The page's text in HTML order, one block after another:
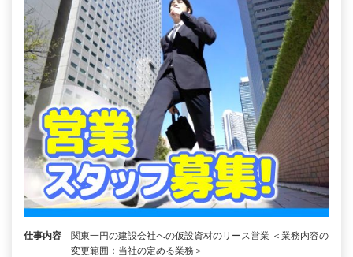
仕事内容
関東一円の建設会社への仮設資材のリース営業 ＜業務内容の
変更範囲：当社の定める業務＞